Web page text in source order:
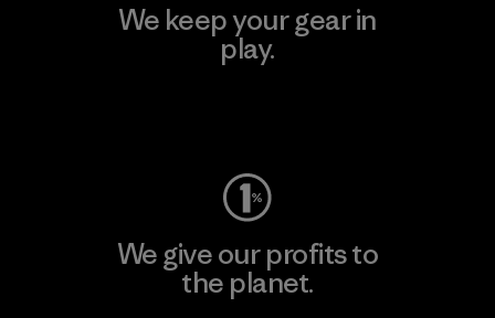
We keep your gear in
play.
We give our profits to
the planet.